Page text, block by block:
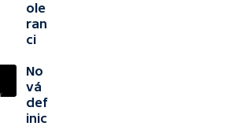
ole
ran
ci
No
vá
def
inic